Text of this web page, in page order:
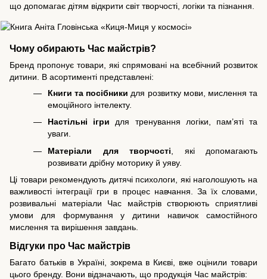
що допомагає дітям відкрити світ творчості, логіки та пізнання.
Чому обирають Час майстрів?
Бренд пропонує товари, які спрямовані на всебічний розвиток
дитини. В асортименті представлені:
Книги та посібники для розвитку мови, мислення та
емоційного інтелекту.
Настільні ігри для тренування логіки, пам’яті та
уваги.
Матеріали для творчості , які допомагають
розвивати дрібну моторику й уяву.
Ці товари рекомендують дитячі психологи, які наголошують на
важливості інтеграції гри в процес навчання. За їх словами,
розвивальні матеріали Час майстрів створюють сприятливі
умови для формування у дитини навичок самостійного
мислення та вирішення завдань.
Відгуки про Час майстрів
Багато батьків в Україні, зокрема в Києві, вже оцінили товари
цього бренду. Вони відзначають, що продукція Час майстрів: